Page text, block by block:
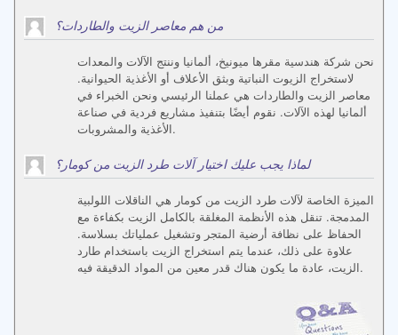
من هم معاصر الزيت والطاردات؟
نحن شركة هندسية مقرها ميونيخ، ألمانيا وننتج الآلات والمعدات
لاستخراج الزيوت النباتية وبثق الأعلاف أو الأغذية الحيوانية.
معاصر الزيت والطاردات هي عملنا الرئيسي ونحن الخبراء في
ألمانيا لهذه الآلات. نقوم أيضًا بتنفيذ مشاريع فردية في صناعة
الأغذية والمشروبات.
لماذا يجب عليك اختيار آلات طرد الزيت من كومار؟
الميزة الخاصة لآلات طرد الزيت من كومار هي الناقلات اللولبية
المدمجة. تنقل هذه الأنظمة المغلقة بالكامل الزيت بكفاءة مع
الحفاظ على نظافة أرضية المتجر وتشغيل عملياتك بسلاسة.
علاوة على ذلك، عندما يتم استخراج الزيت باستخدام طارد
الزيت، عادة ما يكون هناك قدر معين من المواد الدقيقة فيه.